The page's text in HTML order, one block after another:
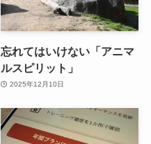
忘れてはいけない「アニマ
ルスピリット」
2025年12月10日